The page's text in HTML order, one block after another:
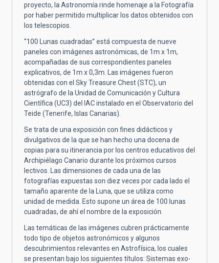
proyecto, la Astronomía rinde homenaje a la Fotografía
por haber permitido multiplicar los datos obtenidos con
los telescopios.
“100 Lunas cuadradas” está compuesta de nueve
paneles con imágenes astronómicas, de 1m x 1m,
acompañadas de sus correspondientes paneles
explicativos, de 1m x 0,3m. Las imágenes fueron
obtenidas con el Sky Treasure Chest (STC), un
astrógrafo de la Unidad de Comunicación y Cultura
Científica (UC3) del IAC instalado en el Observatorio del
Teide (Tenerife, Islas Canarias).
Se trata de una exposición con fines didácticos y
divulgativos de la que se han hecho una docena de
copias para su itinerancia por los centros educativos del
Archipiélago Canario durante los próximos cursos
lectivos. Las dimensiones de cada una de las
fotografías expuestas son diez veces por cada lado el
tamaño aparente de la Luna, que se utiliza como
unidad de medida. Esto supone un área de 100 lunas
cuadradas, de ahí el nombre de la exposición.
Las temáticas de las imágenes cubren prácticamente
todo tipo de objetos astronómicos y algunos
descubrimientos relevantes en Astrofísica, los cuales
se presentan bajo los siguientes títulos: Sistemas exo-